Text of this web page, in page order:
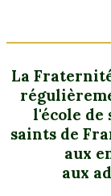
La
l'école de
saints de
aux
aux